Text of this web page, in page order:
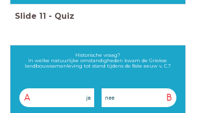
Slide 11 - Quiz
Historische vraag?
In welke natuurlijke omstandigheden kwam de Griekse
landbouwsamenleving tot stand tijdens de 8ste eeuw v. C.?
A ja B
nee